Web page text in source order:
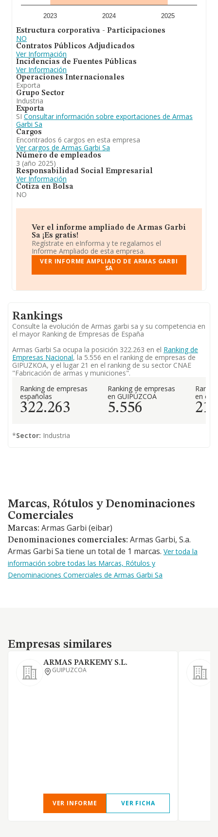
Guipúzcoa, en la base de datos de INFORMA aparecen
21 empresas, cuyas ventas en 2025 han alcanzado los
interés, la antigüedad desde la constitución es de 30
años. Los empleados de media son 19.
Para concluir, se ha posicionado más abajo en el
ranking de provincia frente al 2024. En el ranking de
todas las empresas en el territorio nacional, ha
experimentado un retroceso.
2023 2024 2025
Estructura corporativa - Participaciones
NO
Contratos Públicos Adjudicados
Ver Información
Incidencias de Fuentes Públicas
Ver Información
Operaciones Internacionales
Exporta
Grupo Sector
Industria
Exporta
SI Consultar información sobre exportaciones de Armas
Garbi Sa
Cargos
Encontrados 6 cargos en esta empresa
Ver cargos de Armas Garbi Sa
Número de empleados
3 (año 2025)
Responsabilidad Social Empresarial
Ver Información
Cotiza en Bolsa
NO
Ver el informe ampliado de Armas Garbi
Sa ¡Es gratis!
Regístrate en eInforma y te regalamos el
Informe Ampliado de esta empresa.
VER INFORME AMPLIADO DE ARMAS GARBI
SA
Rankings
Consulte la evolución de Armas garbi sa y su competencia en
el mayor Ranking de Empresas de España
Armas Garbi Sa ocupa la posición 322.263 en el Ranking de
Empresas Nacional, la 5.556 en el ranking de empresas de
GIPUZKOA, y el lugar 21 en el ranking de su sector CNAE
"Fabricación de armas y municiones".
Ranking de empresas
españolas
322.263
Ranking de empresas
en GUIPÚZCOA
5.556
en el
21
*Sector: Industria
Marcas, Rótulos y Denominaciones Comerciales
Marcas, Rótulos y Denominaciones
Comerciales
Marcas: Armas Garbi (eibar)
Denominaciones comerciales: Armas Garbi, S.a.
Armas Garbi Sa tiene un total de 1 marcas. Ver toda la
información sobre todas las Marcas, Rótulos y
Denominaciones Comerciales de Armas Garbi Sa
Empresas similares
Empresas similares
ARMAS PARKEMY S.L.
GUIPUZCOA
VER INFORME VER FICHA